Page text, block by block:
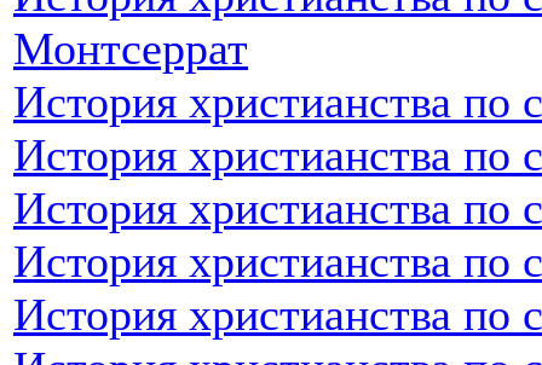
Монтсеррат
История христианства
История христианства по
История христианства по
История христианства по
История христианства по